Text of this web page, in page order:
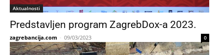
Aktualnosti
Predstavljen program ZagrebDox-a 2023.
zagrebancija.com - 09/03/2023 0